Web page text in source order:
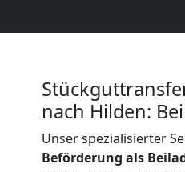
nach Hilden:
Unser spezialisierter
Beförderung als
National
Beiladung
International